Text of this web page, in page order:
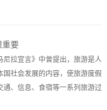
重要
拉宣言》中曾提出，旅游是人
社会发展的内容，使旅游度假
通、信息、食宿等一系列旅游过